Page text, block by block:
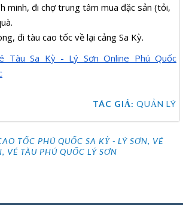
minh, đi chợ trung tâm mua đặc sản (tỏi,
đi tàu cao tốc về lại cảng Sa Kỳ.
Tàu Sa Kỳ - Lý Sơn Online Phú Quốc
TÁC GIẢ: QUẢN LÝ
TỐC PHÚ QUỐC SA KỲ - LÝ SƠN, VÉ
, VÉ TÀU PHÚ QUỐC LÝ SƠN